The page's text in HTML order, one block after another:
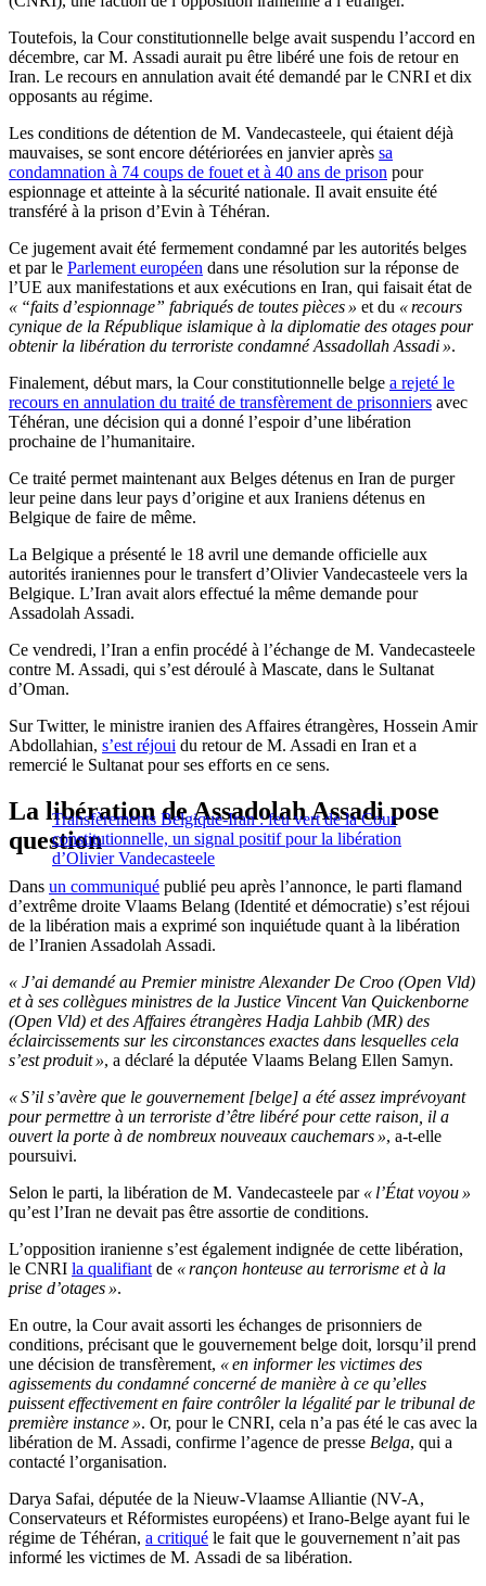
Toutefois, la Cour constitutionnelle belge avait suspendu l’accord en
décembre, car M. Assadi aurait pu être libéré une fois de retour en
Iran. Le recours en annulation avait été demandé par le CNRI et dix
opposants au régime.
Les conditions de détention de M. Vandecasteele, qui étaient déjà
mauvaises, se sont encore détériorées en janvier après sa
condamnation à 74 coups de fouet et à 40 ans de prison pour
espionnage et atteinte à la sécurité nationale. Il avait ensuite été
transféré à la prison d’Evin à Téhéran.
Ce jugement avait été fermement condamné par les autorités belges
et par le Parlement européen dans une résolution sur la réponse de
l’UE aux manifestations et aux exécutions en Iran, qui faisait état de
« “faits d’espionnage” fabriqués de toutes pièces » et du « recours
cynique de la République islamique à la diplomatie des otages pour
obtenir la libération du terroriste condamné Assadollah Assadi ».
Finalement, début mars, la Cour constitutionnelle belge a rejeté le
recours en annulation du traité de transfèrement de prisonniers avec
Téhéran, une décision qui a donné l’espoir d’une libération
prochaine de l’humanitaire.
Ce traité permet maintenant aux Belges détenus en Iran de purger
leur peine dans leur pays d’origine et aux Iraniens détenus en
Belgique de faire de même.
La Belgique a présenté le 18 avril une demande officielle aux
autorités iraniennes pour le transfert d’Olivier Vandecasteele vers la
Belgique. L’Iran avait alors effectué la même demande pour
Assadolah Assadi.
Ce vendredi, l’Iran a enfin procédé à l’échange de M. Vandecasteele
contre M. Assadi, qui s’est déroulé à Mascate, dans le Sultanat
d’Oman.
Sur Twitter, le ministre iranien des Affaires étrangères, Hossein Amir
Abdollahian, s’est réjoui du retour de M. Assadi en Iran et a
remercié le Sultanat pour ses efforts en ce sens.
Transfèrements Belgique-Iran : feu vert de la Cour
constitutionnelle, un signal positif pour la libération
d’Olivier Vandecasteele
La libération de Assadolah Assadi pose
question
Dans un communiqué publié peu après l’annonce, le parti flamand
d’extrême droite Vlaams Belang (Identité et démocratie) s’est réjoui
de la libération mais a exprimé son inquiétude quant à la libération
de l’Iranien Assadolah Assadi.
« J’ai demandé au Premier ministre Alexander De Croo (Open Vld)
et à ses collègues ministres de la Justice Vincent Van Quickenborne
(Open Vld) et des Affaires étrangères Hadja Lahbib (MR) des
éclaircissements sur les circonstances exactes dans lesquelles cela
s’est produit », a déclaré la députée Vlaams Belang Ellen Samyn.
« S’il s’avère que le gouvernement [belge] a été assez imprévoyant
pour permettre à un terroriste d’être libéré pour cette raison, il a
ouvert la porte à de nombreux nouveaux cauchemars », a-t-elle
poursuivi.
Selon le parti, la libération de M. Vandecasteele par « l’État voyou »
qu’est l’Iran ne devait pas être assortie de conditions.
L’opposition iranienne s’est également indignée de cette libération,
le CNRI la qualifiant de « rançon honteuse au terrorisme et à la
prise d’otages ».
En outre, la Cour avait assorti les échanges de prisonniers de
conditions, précisant que le gouvernement belge doit, lorsqu’il prend
une décision de transfèrement, « en informer les victimes des
agissements du condamné concerné de manière à ce qu’elles
puissent effectivement en faire contrôler la légalité par le tribunal de
première instance ». Or, pour le CNRI, cela n’a pas été le cas avec la
libération de M. Assadi, confirme l’agence de presse Belga, qui a
contacté l’organisation.
Darya Safai, députée de la Nieuw-Vlaamse Alliantie (NV-A,
Conservateurs et Réformistes européens) et Irano-Belge ayant fui le
régime de Téhéran, a critiqué le fait que le gouvernement n’ait pas
informé les victimes de M. Assadi de sa libération.